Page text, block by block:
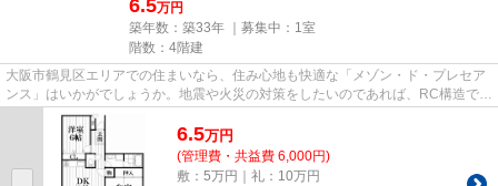
6.5万円
築年数：築33年 ｜募集中： 1室
階数：4階建
大阪市鶴見区エリアでの住まいなら、住み心地も快適な「メゾン・ド・プレセア
ンス」はいかがでしょうか。地震や火災の対策をしたいのであれば、RC構造で安
心生活を送りましょう。駅ま...
6.5万円
(管理費・共益費 6,000円)
敷：5万円｜礼：10万円